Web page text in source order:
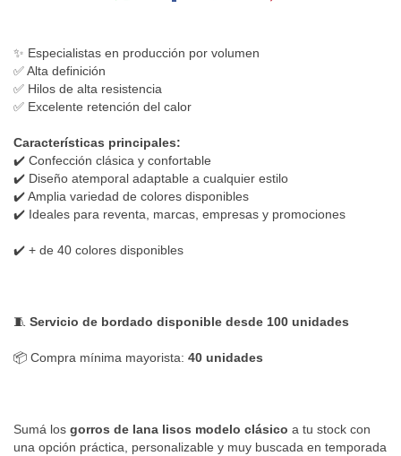
✨ Especialistas en producción por volumen
✅ Alta definición
✅ Hilos de alta resistencia
✅ Excelente retención del calor
Características principales:
✔️ Confección clásica y confortable
✔️ Diseño atemporal adaptable a cualquier estilo
✔️ Amplia variedad de colores disponibles
✔️ Ideales para reventa, marcas, empresas y promociones
✔️ + de 40 colores disponibles
🧵 Servicio de bordado disponible desde 100 unidades
📦 Compra mínima mayorista: 40 unidades
Sumá los gorros de lana lisos modelo clásico a tu stock con
una opción práctica, personalizable y muy buscada en temporada